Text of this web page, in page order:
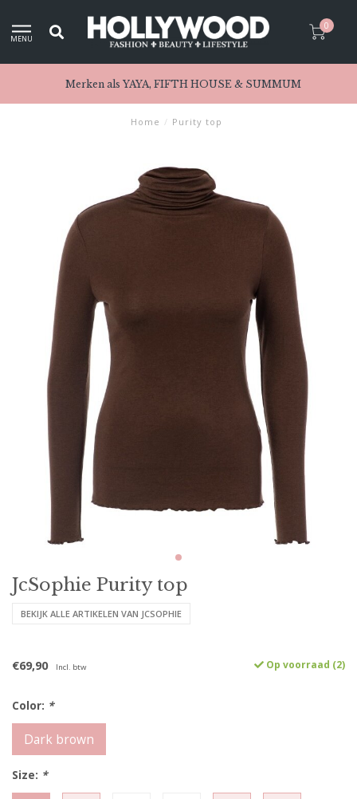
MENU
0
Merken als YAYA, FIFTH HOUSE & SUMMUM
Home / Purity top
JcSophie Purity top
BEKIJK ALLE ARTIKELEN VAN JCSOPHIE
€69,90 Incl. btw Op voorraad (2)
Color: *
Dark brown
Size: *